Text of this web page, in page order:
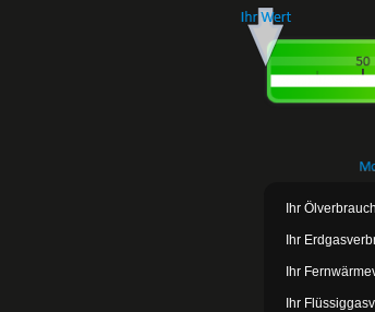
Ihr Ölverbrauch
Ihr
Ihr
Ihr